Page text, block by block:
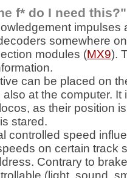
f* do I need this?"
impulses
somewhere
modules (MX9).
can be placed on
at the computer.
as their position
stared.
controlled speed
on certain track
Contrary to
(light, sound,